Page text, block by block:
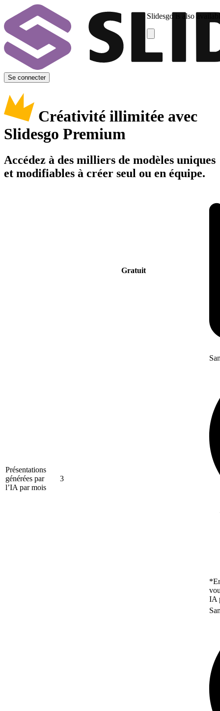
Slidesgo is also
Se connecter
Créativité illimitée avec
Slidesgo Premium
Accédez à des milliers de modèles uniques
et modifiables à créer seul ou en équipe.
Gratuit
Présentations
générées par
l’IA par mois
3
IA